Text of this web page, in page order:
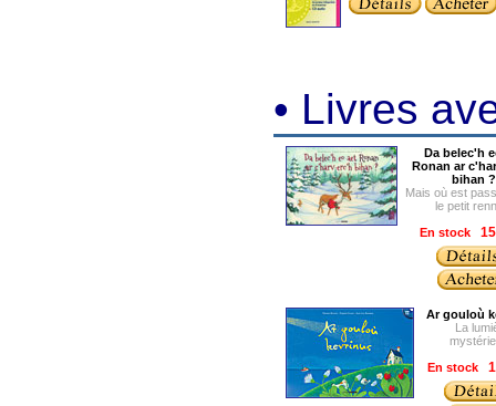
• Livres
Da belec'h
Ronan ar
bihan ?
Mais où est
le petit
En stock
Ar gouloù
La
En stock